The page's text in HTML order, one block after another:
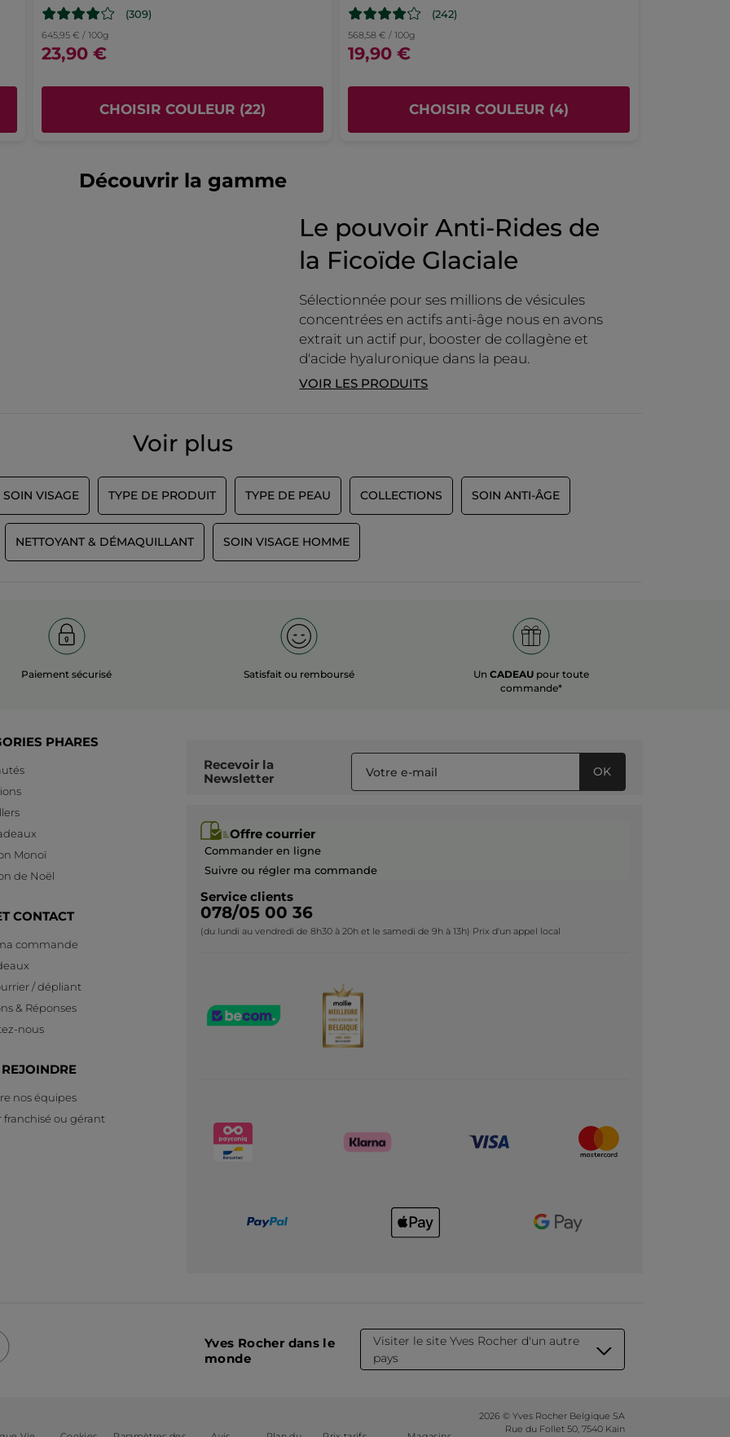
(309)
645,95 € / 100g
23,90 €
CHOISIR COULEUR (22)
(242)
568,58 € / 100g
19,90 €
CHOISIR COULEUR (4)
Découvrir la gamme
Le pouvoir Anti-Rides de
la Ficoïde Glaciale
Sélectionnée pour ses millions de vésicules
concentrées en actifs anti-âge nous en avons
extrait un actif pur, booster de collagène et
d'acide hyaluronique dans la peau.
VOIR LES PRODUITS
Voir plus
SOIN VISAGE TYPE DE PRODUIT TYPE DE PEAU COLLECTIONS SOIN ANTI-ÂGE
NETTOYANT & DÉMAQUILLANT SOIN VISAGE HOMME
Paiement sécurisé Satisfait ou remboursé Un CADEAUpour toute
commande*
PHARES
Monoï
de Noël
CONTACT
commande
/ dépliant
& Réponses
nous
nos équipes
franchisé ou gérant
Recevoir la
Newsletter
OK
Offre courrier
Commander en ligne
Suivre ou régler ma commande
Service clients
078/05 00 36
(du lundi au vendredi de 8h30 à 20h et le samedi de 9h à 13h) Prix d'un appel local
Yves Rocher dans le
monde
Visiter le site Yves Rocher d'un autre
pays
2026 © Yves Rocher Belgique SA
Rue du Follet 50, 7540 Kain